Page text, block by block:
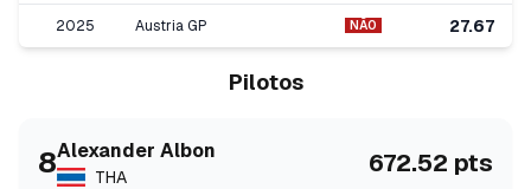
2025 Austria GP NÃO 27.67
Pilotos
8Alexander Albon
THA 672.52 pts